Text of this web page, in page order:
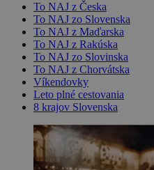
To NAJ z Česka
To NAJ zo Slovenska
To NAJ z Maďarska
To NAJ z Rakúska
To NAJ zo Slovinska
To NAJ z Chorvátska
Víkendovky
Leto plné cestovania
8 krajov Slovenska